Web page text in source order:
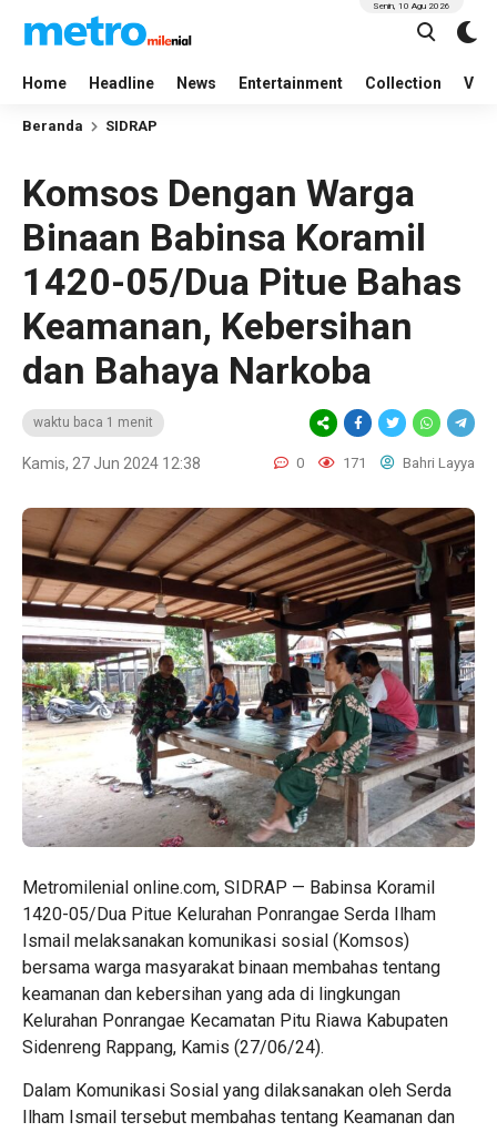
Home Headline News Entertainment Collection
Senin, 10 Agu 2026
Beranda SIDRAP
Komsos Dengan Warga
Binaan Babinsa Koramil
1420-05/Dua Pitue Bahas
Keamanan, Kebersihan
dan Bahaya Narkoba
waktu baca 1 menit
Kamis, 27 Jun 2024 12:38 0 171 Bahri Layya
Metromilenial online.com, SIDRAP — Babinsa Koramil
1420-05/Dua Pitue Kelurahan Ponrangae Serda Ilham
Ismail melaksanakan komunikasi sosial (Komsos)
bersama warga masyarakat binaan membahas tentang
keamanan dan kebersihan yang ada di lingkungan
Kelurahan Ponrangae Kecamatan Pitu Riawa Kabupaten
Sidenreng Rappang, Kamis (27/06/24).
Dalam Komunikasi Sosial yang dilaksanakan oleh Serda
Ilham Ismail tersebut membahas tentang Keamanan dan